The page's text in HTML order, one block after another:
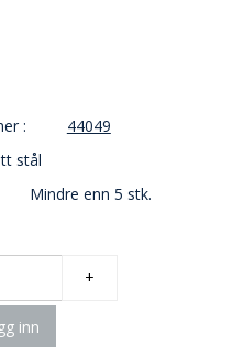
:
44049
stål
Mindre enn 5 stk.
+
inn